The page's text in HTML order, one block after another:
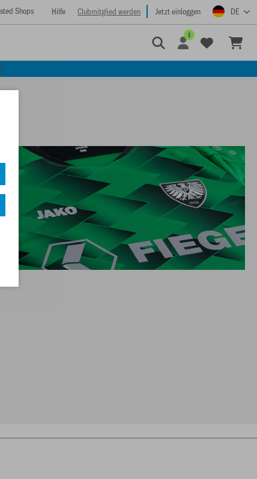
Shops Hilfe Clubmitglied werden Jetzt einloggen DE
1